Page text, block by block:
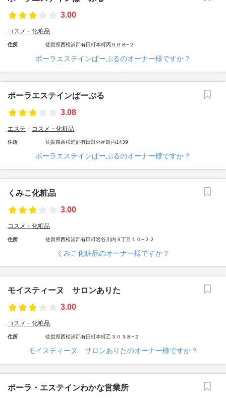
3.00
コスメ・化粧品
住所 佐賀県西松浦郡有田町本町丙９６８−２
ポーラエステインぱーぷるのオーナー様ですか？
ポーラエステインぱーぷる
3.08
エステ コスメ・化粧品
住所 佐賀県西松浦郡有田町外尾町丙1439
ポーラエステインぱーぷるのオーナー様ですか？
くみこ化粧品
3.00
コスメ・化粧品
住所 佐賀県西松浦郡有田町岩谷川内３丁目１０−２２
くみこ化粧品のオーナー様ですか？
モイスティーヌ サロンありた
3.00
コスメ・化粧品
住所 佐賀県西松浦郡有田町本町乙３０３８−２
モイスティーヌ サロンありたのオーナー様ですか？
ポーラ・エステインわかな営業所